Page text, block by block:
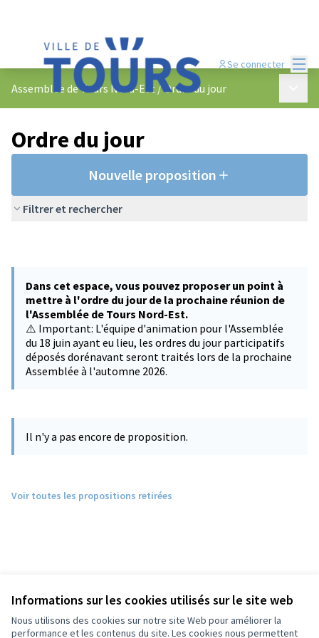
Informations sur les cookies utilisés sur le site web
Nous utilisons des cookies sur notre site Web pour améliorer la
performance et les contenus du site. Les cookies nous permettent
Se connecter
Assemblée de Tours Nord-Est /Ordre du jour
Ordre du jour
Nouvelle proposition
Filtrer et rechercher
Dans cet espace, vous pouvez proposer un point à
mettre à l'ordre du jour de la prochaine réunion de
l'Assemblée de Tours Nord-Est.
⚠️ Important: L'équipe d'animation pour l'Assemblée
du 18 juin ayant eu lieu, les ordres du jour participatifs
déposés dorénavant seront traités lors de la prochaine
Assemblée à l'automne 2026.
Il n'y a pas encore de proposition.
Voir toutes les propositions retirées